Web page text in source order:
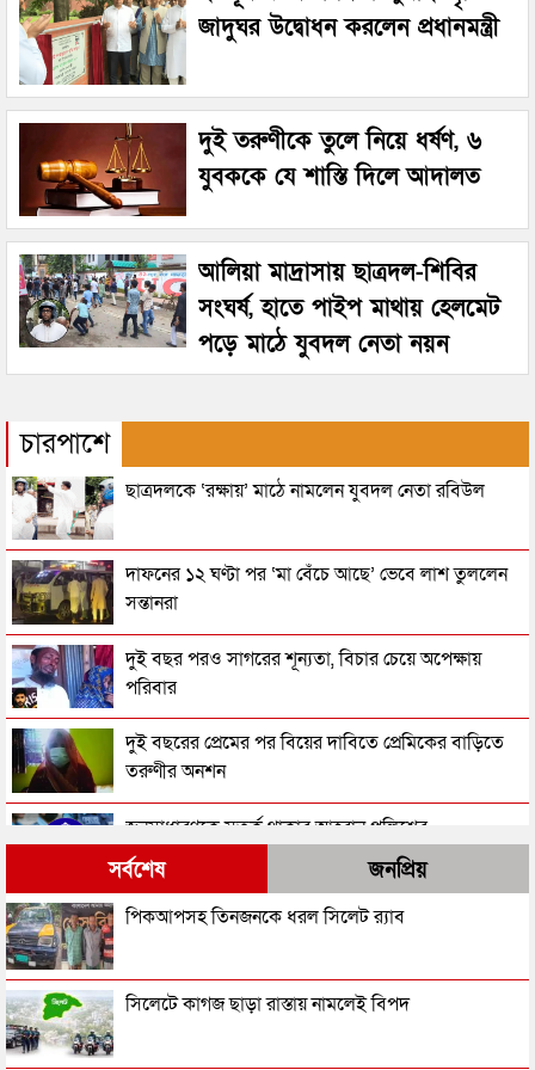
জাদুঘর উদ্বোধন করলেন প্রধানমন্ত্রী
দুই তরুণীকে তুলে নিয়ে ধর্ষণ, ৬
যুবককে যে শাস্তি দিলে আদালত
আলিয়া মাদ্রাসায় ছাত্রদল-শিবির
সংঘর্ষ, হাতে পাইপ মাথায় হেলমেট
পড়ে মাঠে যুবদল নেতা নয়ন
চারপাশে
ছাত্রদলকে ‘রক্ষায়’ মাঠে নামলেন যুবদল নেতা রবিউল
দাফনের ১২ ঘণ্টা পর ‘মা বেঁচে আছে’ ভেবে লাশ তুললেন
সন্তানরা
দুই বছর পরও সাগরের শূন্যতা, বিচার চেয়ে অপেক্ষায়
পরিবার
দুই বছরের প্রেমের পর বিয়ের দাবিতে প্রেমিকের বাড়িতে
তরুণীর অনশন
জনসাধারণকে সতর্ক থাকার আহ্বান পুলিশের
৩ মাসে পুলিশের হাতে গ্রেপ্তার ১ লাখ ৪২ হাজার
ছেলের ছুরি কাঘাতে বাবা-মা খুন
সর্বশেষ জনপ্রিয়
পিকআপসহ তিনজনকে ধরল সিলেট র‌্যাব
সিলেটে কাগজ ছাড়া রাস্তায় নামলেই বিপদ